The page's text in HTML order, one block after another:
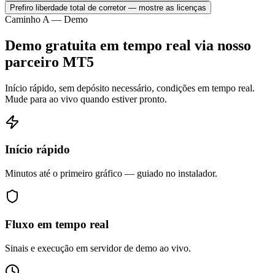
Prefiro liberdade total de corretor — mostre as licenças
Caminho A — Demo
Demo gratuita em tempo real via nosso
parceiro MT5
Início rápido, sem depósito necessário, condições em tempo real.
Mude para ao vivo quando estiver pronto.
Início rápido
Minutos até o primeiro gráfico — guiado no instalador.
Fluxo em tempo real
Sinais e execução em servidor de demo ao vivo.